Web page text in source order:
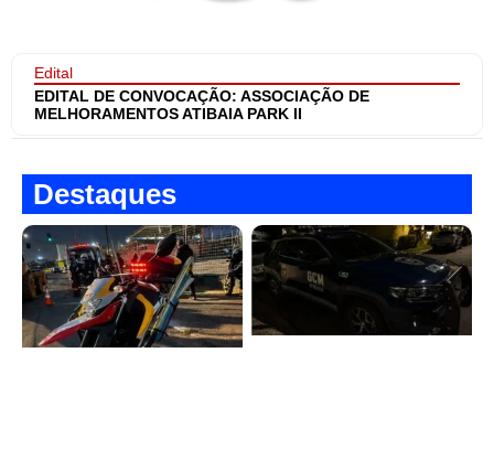
Edital
EDITAL DE CONVOCAÇÃO: ASSOCIAÇÃO DE
MELHORAMENTOS ATIBAIA PARK II
Destaques